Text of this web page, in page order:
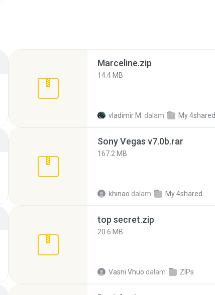
Marceline.zip
14.4 MB
vladimir M. dalam My 4shared
Sony Vegas v7.0b.rar
167.2 MB
khinao dalam My 4shared
top secret.zip
20.6 MB
Vasni Vhuo dalam ZIPs